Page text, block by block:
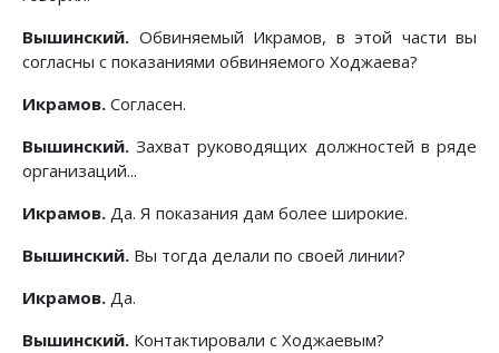
Вышинский. Обвиняемый Икрамов, в этой части вы
согласны с показаниями обвиняемого Ходжаева?
Икрамов. Согласен.
Вышинский. Захват руководящих должностей в ряде
организаций...
Икрамов. Да. Я показания дам более широкие.
Вышинский. Вы тогда делали по своей линии?
Икрамов. Да.
Вышинский. Контактировали с Ходжаевым?